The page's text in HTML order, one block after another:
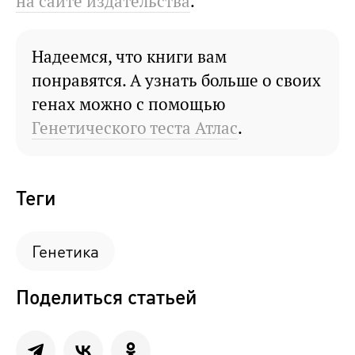
Надеемся, что книги вам
понравятся. А узнать больше о своих
генах можно с помощью
Генетического теста Атлас.
Теги
Генетика
Поделиться статьей